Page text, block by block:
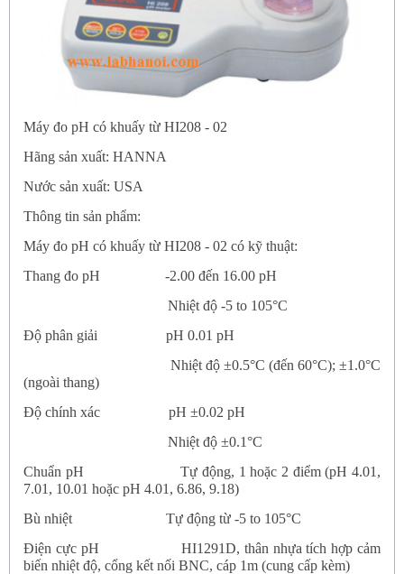
Máy đo pH có khuấy từ HI208 - 02
Hãng sản xuất: HANNA
Nước sản xuất: USA
Thông tin sản phẩm:
Máy đo pH có khuấy từ HI208 - 02 có kỹ thuật:
Thang đo pH
-2.00 đến 16.00 pH
Nhiệt độ -5 to 105°C
Độ phân giải
pH 0.01 pH
Nhiệt độ ±0.5°C (đến 60°C); ±1.0°C
(ngoài thang)
Độ chính xác
pH ±0.02 pH
Nhiệt độ ±0.1°C
Chuẩn pH
Tự động, 1 hoặc 2 điểm (pH 4.01,
7.01, 10.01 hoặc pH 4.01, 6.86, 9.18)
Bù nhiệt
Tự động từ -5 to 105°C
Điện cực pH
HI1291D, thân nhựa tích hợp cảm
biến nhiệt độ, cổng kết nối BNC, cáp 1m (cung cấp kèm)